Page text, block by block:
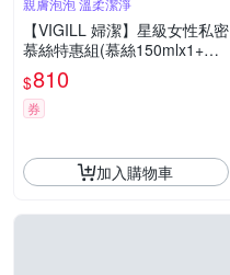
親膚泡泡 溫柔潔淨
【VIGILL 婦潔】星級女性私密
慕絲特惠組(慕絲150mlx1+慕
絲補充包170mlx2+衛生紙x2)
$810
券
加入購物車